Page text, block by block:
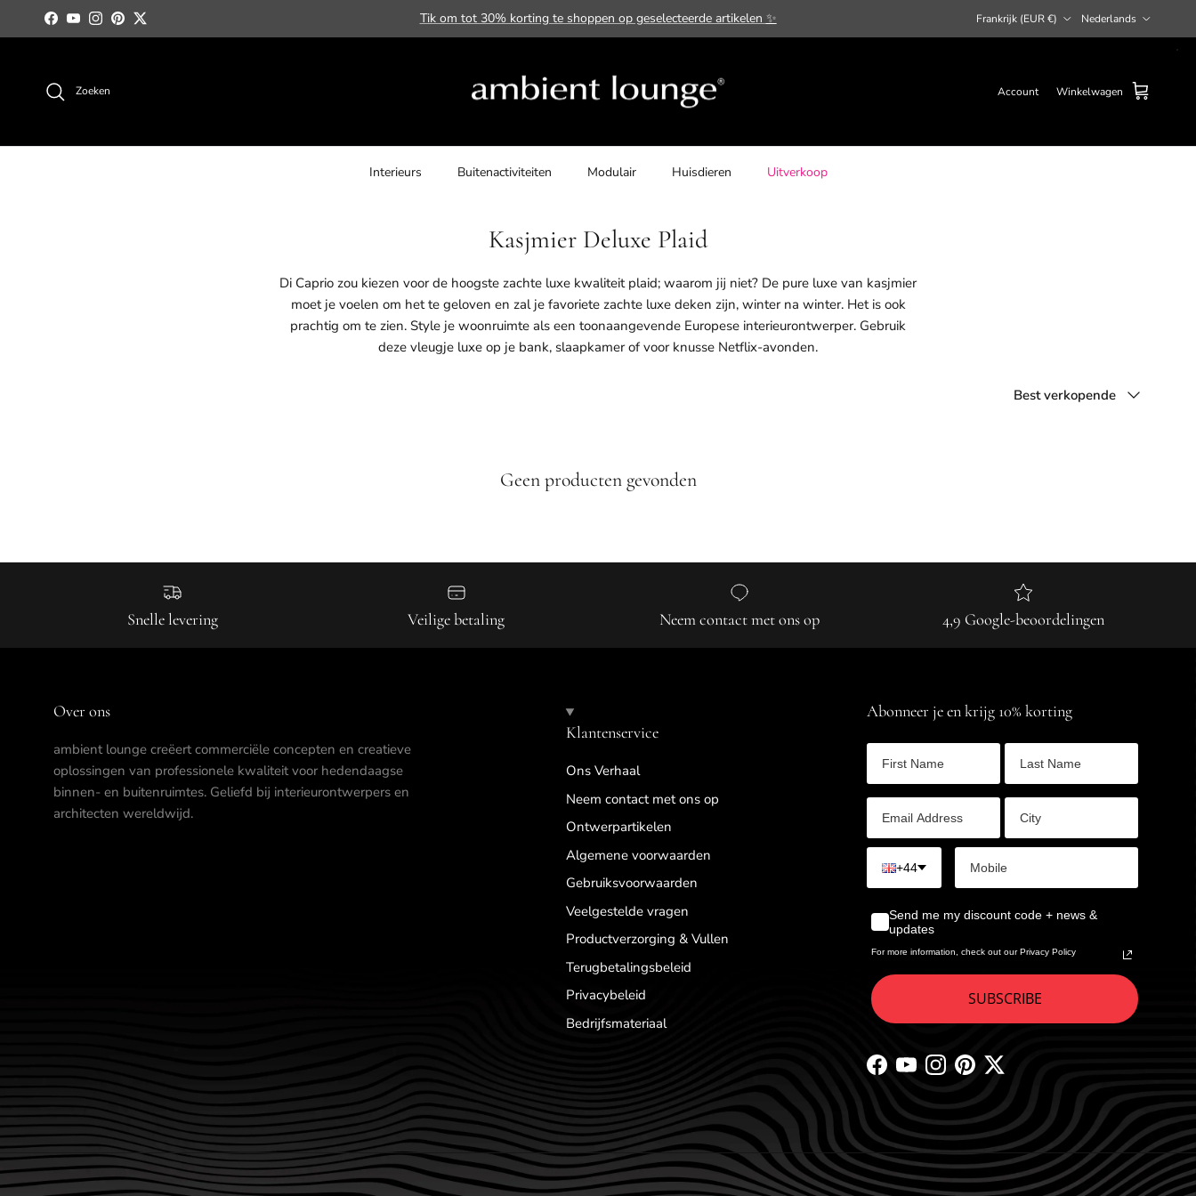
Ga naar inhoud
Facebook
YouTubeInstagram
PinterestTwitter Tik om tot 30% korting te shoppen op geselecteerde artikelen ✨ Frankrijk (EUR €) Nederlands
Zoeken Account Winkelwagen
Interieurs Buitenactiviteiten Modulair Huisdieren Uitverkoop
Kasjmier Deluxe Plaid
Di Caprio zou kiezen voor de hoogste zachte luxe kwaliteit plaid; waarom jij niet? De pure luxe van kasjmier
moet je voelen om het te geloven en zal je favoriete zachte luxe deken zijn, winter na winter. Het is ook
prachtig om te zien. Style je woonruimte als een toonaangevende Europese interieurontwerper. Gebruik
deze vleugje luxe op je bank, slaapkamer of voor knusse Netflix-avonden.
Sorteer op
Best verkopende
Geen producten gevonden
Snelle levering Veilige betaling Neem contact met ons op 4,9 Google-beoordelingen
Over ons
ambient lounge creëert commerciële concepten en creatieve
oplossingen van professionele kwaliteit voor hedendaagse
binnen- en buitenruimtes. Geliefd bij interieurontwerpers en
architecten wereldwijd.
Klantenservice
Ons Verhaal
Neem contact met ons op
Ontwerpartikelen
Algemene voorwaarden
Gebruiksvoorwaarden
Veelgestelde vragen
Productverzorging & Vullen
Terugbetalingsbeleid
Privacybeleid
Bedrijfsmateriaal
Abonneer je en krijg 10% korting
+44
Send me my discount code + news &
updates
For more information, check out our Privacy Policy
SUBSCRIBE
Facebook
YouTubeInstagram
PinterestTwitter